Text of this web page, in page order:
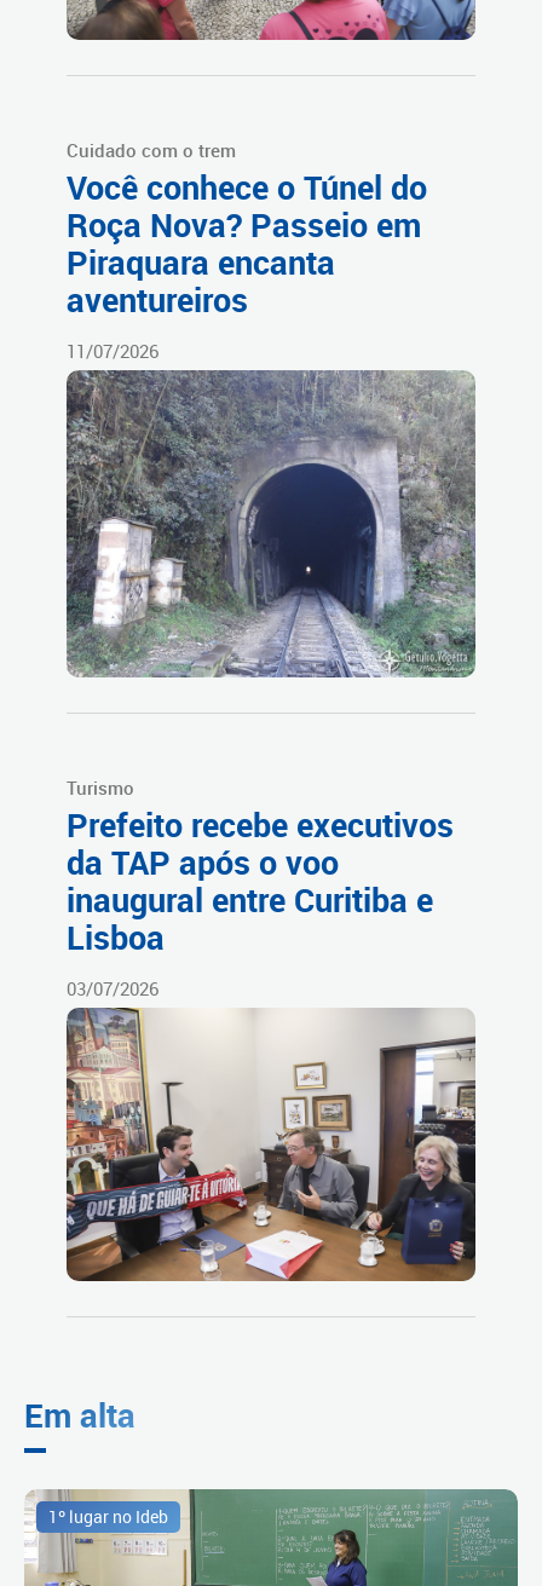
Cuidado com o trem
Você conhece o Túnel do
Roça Nova? Passeio em
Piraquara encanta
aventureiros
11/07/2026
Turismo
Prefeito recebe executivos
da TAP após o voo
inaugural entre Curitiba e
Lisboa
03/07/2026
Em alta
1º lugar no Ideb